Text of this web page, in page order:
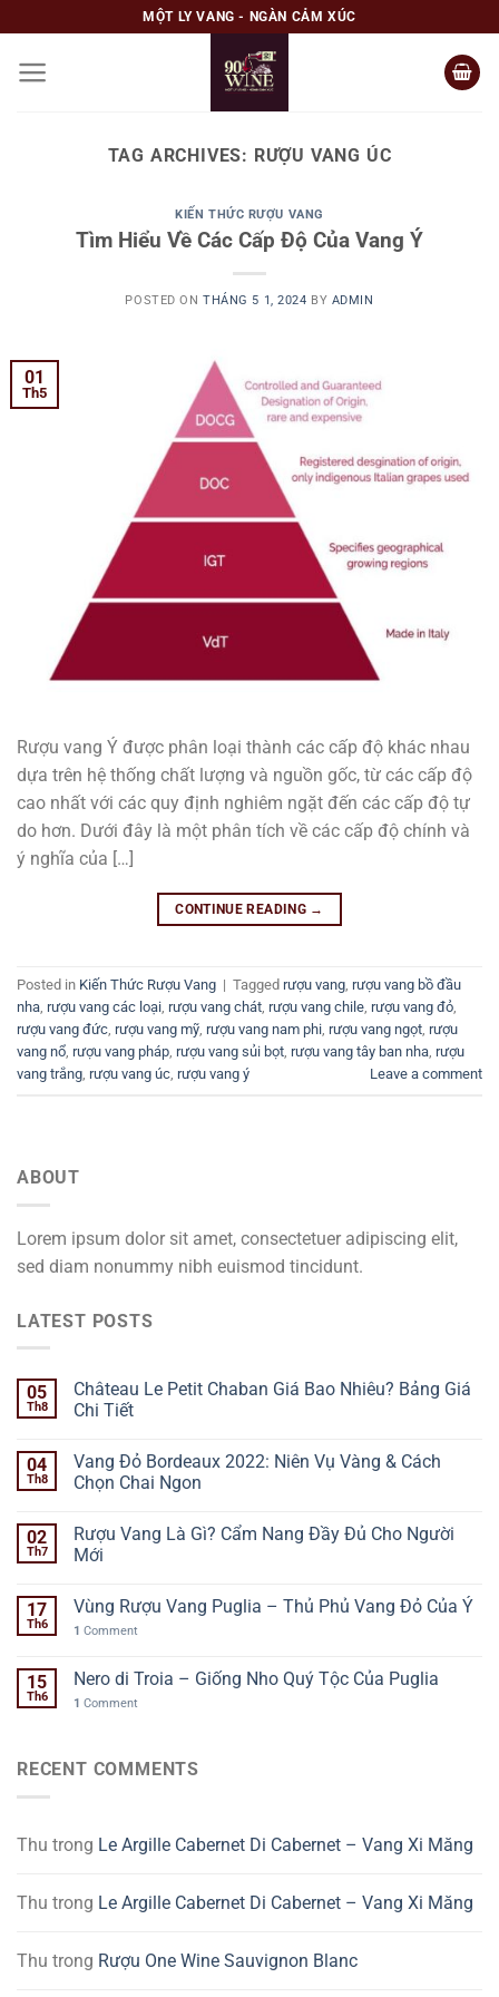
to
content
MỘT LY VANG - NGÀN CẢM XÚC
TAG ARCHIVES: RƯỢU VANG ÚC
KIẾN THỨC RƯỢU VANG
Tìm Hiểu Về Các Cấp Độ Của Vang Ý
POSTED ONTHÁNG 5 1, 2024 BY ADMIN
01
Th5
Rượu vang Ý được phân loại thành các cấp độ khác nhau
dựa trên hệ thống chất lượng và nguồn gốc, từ các cấp độ
cao nhất với các quy định nghiêm ngặt đến các cấp độ tự
do hơn. Dưới đây là một phân tích về các cấp độ chính và
ý nghĩa của […]
CONTINUE READING →
Posted in Kiến Thức Rượu Vang | Tagged rượu vang, rượu vang bồ đầu
nha, rượu vang các loại, rượu vang chát, rượu vang chile, rượu vang đỏ,
rượu vang đức, rượu vang mỹ, rượu vang nam phi, rượu vang ngọt, rượu
vang nổ, rượu vang pháp, rượu vang sủi bọt, rượu vang tây ban nha, rượu
vang trắng, rượu vang úc, rượu vang ý Leave a comment
ABOUT
Lorem ipsum dolor sit amet, consectetuer adipiscing elit,
sed diam nonummy nibh euismod tincidunt.
LATEST POSTS
05
Th8
Château Le Petit Chaban Giá Bao Nhiêu? Bảng Giá
Chi Tiết
04
Th8
Vang Đỏ Bordeaux 2022: Niên Vụ Vàng & Cách
Chọn Chai Ngon
02
Th7
Rượu Vang Là Gì? Cẩm Nang Đầy Đủ Cho Người
Mới
17
Th6
Vùng Rượu Vang Puglia – Thủ Phủ Vang Đỏ Của Ý
1 Comment
15
Th6
Nero di Troia – Giống Nho Quý Tộc Của Puglia
1 Comment
RECENT COMMENTS
Thu trong Le Argille Cabernet Di Cabernet – Vang Xi Măng
Thu trong Le Argille Cabernet Di Cabernet – Vang Xi Măng
Thu trong Rượu One Wine Sauvignon Blanc